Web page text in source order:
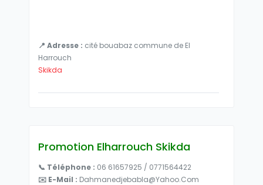
📍 Adresse : cité bouabaz commune de El
Harrouch
Skikda
Promotion Elharrouch Skikda
📞 Téléphone : 06 61657925 / 0771564422
✉️ E-Mail : Dahmanedjebabla@yahoo.com